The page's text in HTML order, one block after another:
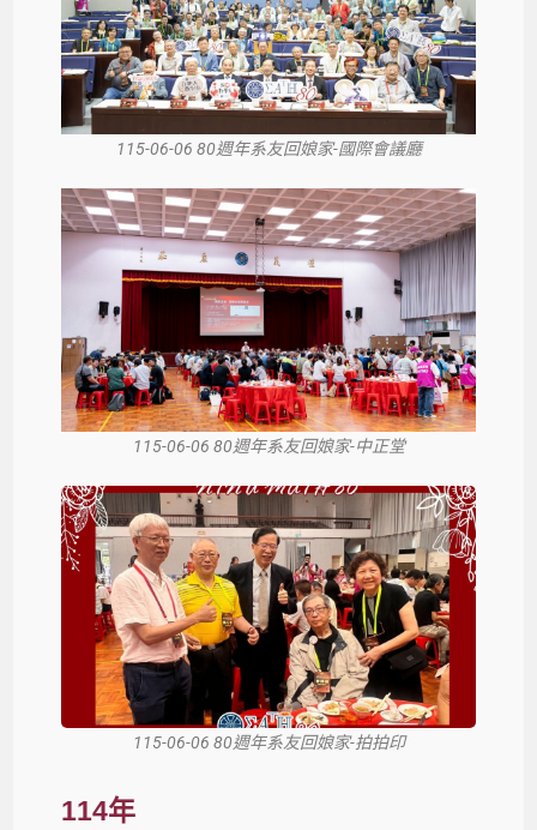
115-06-06 80週年系友回娘家-國際會議廳
115-06-06 80週年系友回娘家-中正堂
115-06-06 80週年系友回娘家-拍拍印
114年